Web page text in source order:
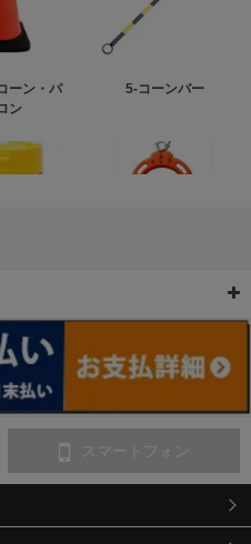
ーン・パ
ン
5-コーンバー
ンス
スマートフォン